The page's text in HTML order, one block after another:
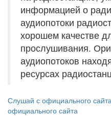
информацией о
аудиопотоки
хорошем качестве
прослушивания.
аудиопотоков
ресурсах
Слушай с официального
официального сайта